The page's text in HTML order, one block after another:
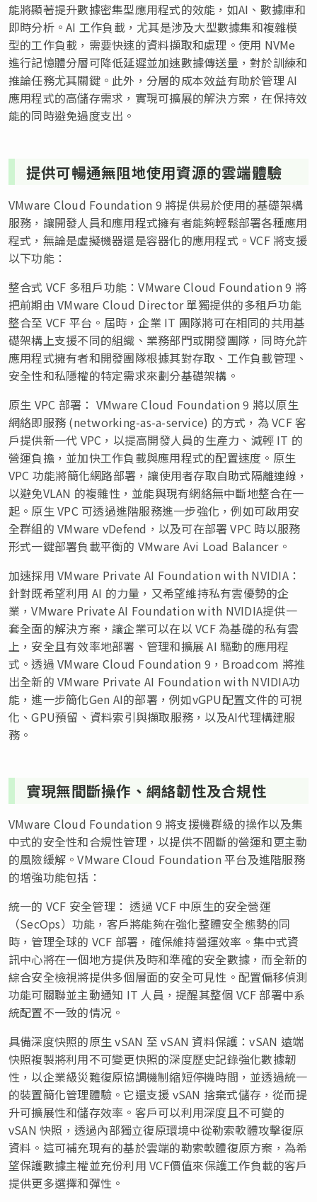
能將顯著提升數據密集型應用程式的效能，如AI、數據庫和
即時分析。AI 工作負載，尤其是涉及大型數據集和複雜模
型的工作負載，需要快速的資料擷取和處理。使用 NVMe
進行記憶體分層可降低延遲並加速數據傳送量，對於訓練和
推論任務尤其關鍵。此外，分層的成本效益有助於管理 AI
應用程式的高儲存需求，實現可擴展的解決方案，在保持效
能的同時避免過度支出。
提供可暢通無阻地使用資源的雲端體驗
VMware Cloud Foundation 9 將提供易於使用的基礎架構
服務，讓開發人員和應用程式擁有者能夠輕鬆部署各種應用
程式，無論是虛擬機器還是容器化的應用程式。VCF 將支援
以下功能：
整合式 VCF 多租戶功能：VMware Cloud Foundation 9 將
把前期由 VMware Cloud Director 單獨提供的多租戶功能
整合至 VCF 平台。屆時，企業 IT 團隊將可在相同的共用基
礎架構上支援不同的組織、業務部門或開發團隊，同時允許
應用程式擁有者和開發團隊根據其對存取、工作負載管理、
安全性和私隱權的特定需求來劃分基礎架構。
原生 VPC 部署： VMware Cloud Foundation 9 將以原生
網絡即服務 (networking-as-a-service) 的方式，為 VCF 客
戶提供新一代 VPC，以提高開發人員的生產力、減輕 IT 的
營運負擔，並加快工作負載與應用程式的配置速度。原生
VPC 功能將簡化網路部署，讓使用者存取自助式隔離連線，
以避免VLAN 的複雜性，並能與現有網絡無中斷地整合在一
起。原生 VPC 可透過進階服務進一步強化，例如可啟用安
全群組的 VMware vDefend，以及可在部署 VPC 時以服務
形式一鍵部署負載平衡的 VMware Avi Load Balancer。
加速採用 VMware Private AI Foundation with NVIDIA：
針對既希望利用 AI 的力量，又希望維持私有雲優勢的企
業，VMware Private AI Foundation with NVIDIA提供一
套全面的解決方案，讓企業可以在以 VCF 為基礎的私有雲
上，安全且有效率地部署、管理和擴展 AI 驅動的應用程
式。透過 VMware Cloud Foundation 9，Broadcom 將推
出全新的 VMware Private AI Foundation with NVIDIA功
能，進一步簡化Gen AI的部署，例如vGPU配置文件的可視
化、GPU預留、資料索引與擷取服務，以及AI代理構建服
務。
實現無間斷操作、網絡韌性及合規性
VMware Cloud Foundation 9 將支援機群級的操作以及集
中式的安全性和合規性管理，以提供不間斷的營運和更主動
的風險緩解。VMware Cloud Foundation 平台及進階服務
的增強功能包括：
統一的 VCF 安全管理： 透過 VCF 中原生的安全營運
（SecOps）功能，客戶將能夠在強化整體安全態勢的同
時，管理全球的 VCF 部署，確保維持營運效率。集中式資
訊中心將在一個地方提供及時和準確的安全數據，而全新的
綜合安全檢視將提供多個層面的安全可見性。配置偏移偵測
功能可關聯並主動通知 IT 人員，提醒其整個 VCF 部署中系
統配置不一致的情况。
具備深度快照的原生 vSAN 至 vSAN 資料保護：vSAN 遠端
快照複製將利用不可變更快照的深度歷史記錄強化數據韌
性，以企業級災難復原協調機制縮短停機時間，並透過統一
的裝置簡化管理體驗。它還支援 vSAN 捨棄式儲存，從而提
升可擴展性和儲存效率。客戶可以利用深度且不可變的
vSAN 快照，透過內部獨立復原環境中從勒索軟體攻擊復原
資料。這可補充現有的基於雲端的勒索軟體復原方案，為希
望保護數據主權並充份利用 VCF價值來保護工作負載的客戶
提供更多選擇和彈性。